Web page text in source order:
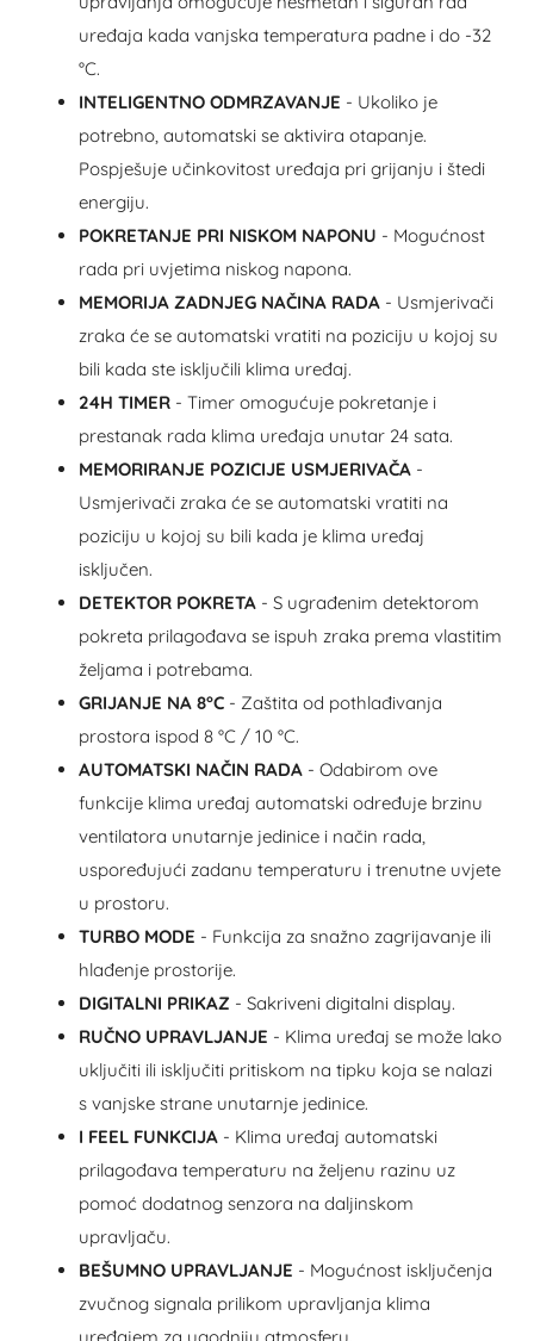
uređaja kada vanjska temperatura padne i do -32
°C.
INTELIGENTNO ODMRZAVANJE - Ukoliko je
potrebno, automatski se aktivira otapanje.
Pospješuje učinkovitost uređaja pri grijanju i štedi
energiju.
POKRETANJE PRI NISKOM NAPONU - Mogućnost
rada pri uvjetima niskog napona.
MEMORIJA ZADNJEG NAČINA RADA - Usmjerivači
zraka će se automatski vratiti na poziciju u kojoj su
bili kada ste isključili klima uređaj.
24H TIMER - Timer omogućuje pokretanje i
prestanak rada klima uređaja unutar 24 sata.
MEMORIRANJE POZICIJE USMJERIVAČA -
Usmjerivači zraka će se automatski vratiti na
poziciju u kojoj su bili kada je klima uređaj
isključen.
DETEKTOR POKRETA - S ugrađenim detektorom
pokreta prilagođava se ispuh zraka prema vlastitim
željama i potrebama.
GRIJANJE NA 8°C - Zaštita od pothlađivanja
prostora ispod 8 °C / 10 °C.
AUTOMATSKI NAČIN RADA - Odabirom ove
funkcije klima uređaj automatski određuje brzinu
ventilatora unutarnje jedinice i način rada,
uspoređujući zadanu temperaturu i trenutne uvjete
u prostoru.
TURBO MODE - Funkcija za snažno zagrijavanje ili
hlađenje prostorije.
DIGITALNI PRIKAZ - Sakriveni digitalni display.
RUČNO UPRAVLJANJE - Klima uređaj se može lako
uključiti ili isključiti pritiskom na tipku koja se nalazi
s vanjske strane unutarnje jedinice.
I FEEL FUNKCIJA - Klima uređaj automatski
prilagođava temperaturu na željenu razinu uz
pomoć dodatnog senzora na daljinskom
upravljaču.
BEŠUMNO UPRAVLJANJE - Mogućnost isključenja
zvučnog signala prilikom upravljanja klima